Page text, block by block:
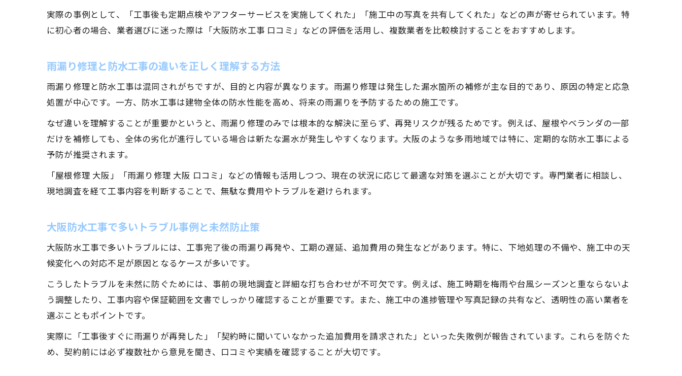
防水工事の施工時期は春秋が最適な理由
大阪府の気候を考慮した防水工事のタイミング
トップコート施工に適した季節の見極め方
業者依頼時に注意したい施工スケジュール調整法
DIYと業者依頼の違いを考える防水工事
防水工事DIYのリスクとプロ依頼の安心感
防水工事を自分でする場合の注意点と限界
口コミから見るDIYと業者の満足度の違い
防水工事の費用面でDIYと業者を比較する
実際の事例として、「工事後も定期点検やアフターサービスを実施してくれた」「施工中の写真を共有してくれた」などの声が寄せられています。特
に初心者の場合、業者選びに迷った際は「大阪防水工事 口コミ」などの評価を活用し、複数業者を比較検討することをおすすめします。
雨漏り修理と防水工事の違いを正しく理解する方法
雨漏り修理と防水工事は混同されがちですが、目的と内容が異なります。雨漏り修理は発生した漏水箇所の補修が主な目的であり、原因の特定と応急
処置が中心です。一方、防水工事は建物全体の防水性能を高め、将来の雨漏りを予防するための施工です。
なぜ違いを理解することが重要かというと、雨漏り修理のみでは根本的な解決に至らず、再発リスクが残るためです。例えば、屋根やベランダの一部
だけを補修しても、全体の劣化が進行している場合は新たな漏水が発生しやすくなります。大阪のような多雨地域では特に、定期的な防水工事による
予防が推奨されます。
「屋根修理 大阪」「雨漏り修理 大阪 口コミ」などの情報も活用しつつ、現在の状況に応じて最適な対策を選ぶことが大切です。専門業者に相談し、
現地調査を経て工事内容を判断することで、無駄な費用やトラブルを避けられます。
大阪防水工事で多いトラブル事例と未然防止策
大阪防水工事で多いトラブルには、工事完了後の雨漏り再発や、工期の遅延、追加費用の発生などがあります。特に、下地処理の不備や、施工中の天
候変化への対応不足が原因となるケースが多いです。
こうしたトラブルを未然に防ぐためには、事前の現地調査と詳細な打ち合わせが不可欠です。例えば、施工時期を梅雨や台風シーズンと重ならないよ
う調整したり、工事内容や保証範囲を文書でしっかり確認することが重要です。また、施工中の進捗管理や写真記録の共有など、透明性の高い業者を
選ぶこともポイントです。
実際に「工事後すぐに雨漏りが再発した」「契約時に聞いていなかった追加費用を請求された」といった失敗例が報告されています。これらを防ぐた
め、契約前には必ず複数社から意見を聞き、口コミや実績を確認することが大切です。